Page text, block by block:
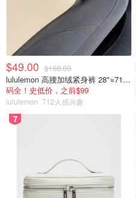
$49.00 $168.00
lululemon 高腰加绒紧身裤 28"≈71cm 5个口袋
码全！史低价，之前$99
lululemon 712人感兴趣
7